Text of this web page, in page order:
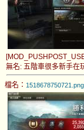
無名: 五階車很多新手在
檔名： 1518678750721.png